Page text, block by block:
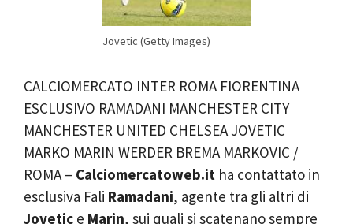
Jovetic (Getty Images)
CALCIOMERCATO INTER ROMA FIORENTINA
ESCLUSIVO RAMADANI MANCHESTER CITY
MANCHESTER UNITED CHELSEA JOVETIC
MARKO MARIN WERDER BREMA MARKOVIC /
ROMA – Calciomercatoweb.it ha contattato in
esclusiva Fali Ramadani, agente tra gli altri di
Jovetic e Marin, sui quali si scatenano sempre